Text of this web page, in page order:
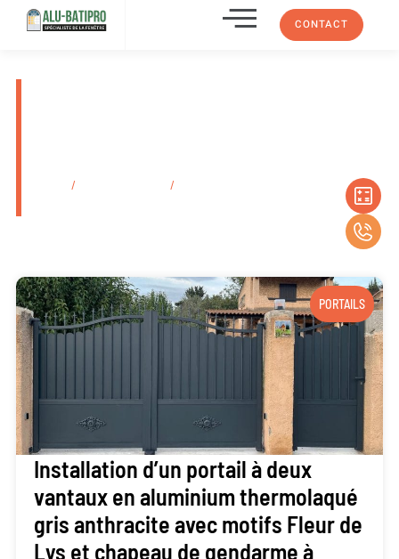
CONTACT
/ /
Faire installer un store d’intérieur plissé
PORTAILS
Installation d’un portail à deux
vantaux en aluminium thermolaqué
gris anthracite avec motifs Fleur de
Lys et chapeau de gendarme à